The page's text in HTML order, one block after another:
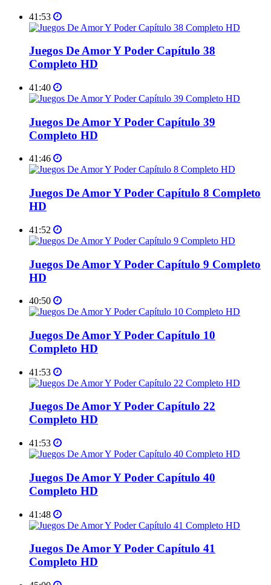
41:53
Juegos De Amor Y Poder Capítulo 38
Completo HD
41:40
Juegos De Amor Y Poder Capítulo 39
Completo HD
41:46
Juegos De Amor Y Poder Capítulo 8 Completo
HD
41:52
Juegos De Amor Y Poder Capítulo 9 Completo
HD
40:50
Juegos De Amor Y Poder Capítulo 10
Completo HD
41:53
Juegos De Amor Y Poder Capítulo 22
Completo HD
41:53
Juegos De Amor Y Poder Capítulo 40
Completo HD
41:48
Juegos De Amor Y Poder Capítulo 41
Completo HD